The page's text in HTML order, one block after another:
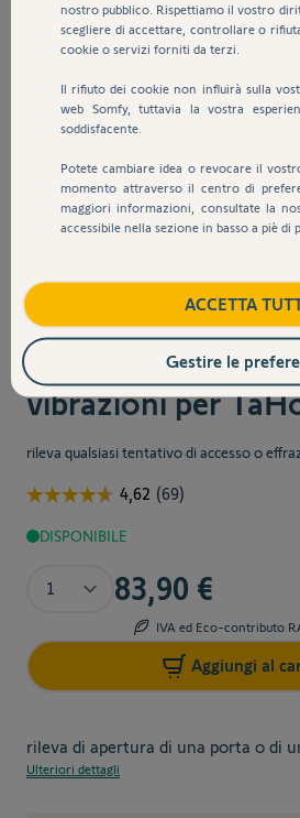
Sku:
Sensore IO di
vibrazioni per
rileva qualsiasi tentativo di accesso o
DISPONIBILE
83,90 €
IVA ed Eco-contributo
Aggiungi al
rileva di apertura di una porta o di
Ulteriori dettagli
nostro pubblico. Rispettiamo il vostro
scegliere di accettare, controllare o
cookie o servizi forniti da terzi.
Il rifiuto dei cookie non influirà sulla
web Somfy, tuttavia la vostra
soddisfacente.
Potete cambiare idea o revocare il
momento attraverso il centro di
maggiori informazioni, consultate la
accessibile nella sezione in basso a piè di
ACCETTA
Gestire le